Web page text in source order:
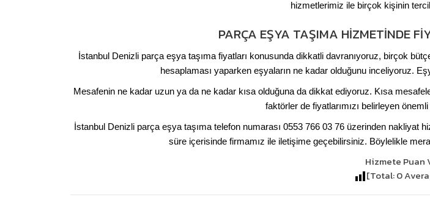
hizmetlerimiz ile birçok kişinin
PARÇA EŞYA TAŞIMA HIZMETINDE
İstanbul Denizli parça eşya taşıma fiyatları konusunda dikkatli davranıyoruz, birçok
hesaplaması yaparken eşyaların ne kadar olduğunu inceliyoruz.
Mesafenin ne kadar uzun ya da ne kadar kısa olduğuna da dikkat ediyoruz. Kısa
faktörler de fiyatlarımızı belirleyen
İstanbul Denizli parça eşya taşıma telefon numarası 0553 766 03 76 üzerinden nakliyat
süre içerisinde firmamız ile iletişime geçebilirsiniz. Böylelikle
Hizmete Puan
[Total:0